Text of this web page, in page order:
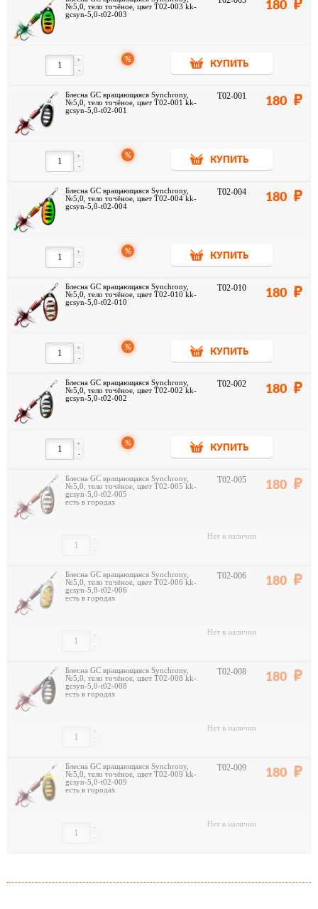
№5,0, тело точёное, цвет T02-003 kk-
gcsyn-5,0-t02-003
180
-
+ %
КУПИТЬ
Блесна GC вращающаяся Synchrony,
№5,0, тело точёное, цвет T02-001 kk-
gcsyn-5,0-t02-001
T02-001 180
-
+ %
КУПИТЬ
Блесна GC вращающаяся Synchrony,
№5,0, тело точёное, цвет T02-004 kk-
gcsyn-5,0-t02-004
T02-004 180
-
+ %
КУПИТЬ
Блесна GC вращающаяся Synchrony,
№5,0, тело точёное, цвет T02-010 kk-
gcsyn-5,0-t02-010
T02-010 180
-
+ %
КУПИТЬ
Блесна GC вращающаяся Synchrony,
№5,0, тело точёное, цвет T02-002 kk-
gcsyn-5,0-t02-002
T02-002 180
-
+ %
КУПИТЬ
Блесна GC вращающаяся Synchrony,
№5,0, тело точёное, цвет T02-005 kk-
gcsyn-5,0-t02-005
есть в городах
T02-005 180
-
+ Нет в наличии
Блесна GC вращающаяся Synchrony,
№5,0, тело точёное, цвет T02-006 kk-
gcsyn-5,0-t02-006
есть в городах
T02-006 180
-
+ Нет в наличии
Блесна GC вращающаяся Synchrony,
№5,0, тело точёное, цвет T02-008 kk-
gcsyn-5,0-t02-008
есть в городах
T02-008 180
-
+ Нет в наличии
Блесна GC вращающаяся Synchrony,
№5,0, тело точёное, цвет T02-009 kk-
gcsyn-5,0-t02-009
есть в городах
T02-009 180
-
+ Нет в наличии